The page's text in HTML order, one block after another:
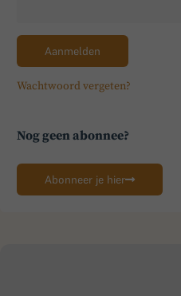
Aanmelden
Wachtwoord vergeten?
Nog geen abonnee?
Abonneer je hier